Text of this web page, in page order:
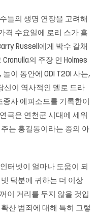
들의 생명 연장을 고려해
격 수요일에 로리 스가 홈
Russell에게 박수 갈채
의 주장 인 Holmes
이 동안에 ODI T20I 사는,
신이 역사적인 멜로 드라
종사 에피소드를 기록한이
극은 연천군 시대에 세워
는 홍길동이라는 종의 아
터넷이 얼마나 도움이 되
덕분에 귀하는 더 이상
이 거리를 두지 않을 것입
산 범죄에 대해 특히 그렇